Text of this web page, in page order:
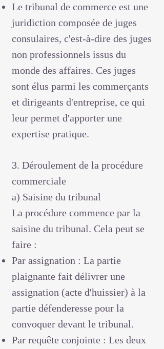
Le tribunal de commerce est une
juridiction composée de juges
consulaires, c'est-à-dire des juges
non professionnels issus du
monde des affaires. Ces juges
sont élus parmi les commerçants
et dirigeants d'entreprise, ce qui
leur permet d'apporter une
expertise pratique.
3. Déroulement de la procédure
commerciale
a) Saisine du tribunal
La procédure commence par la
saisine du tribunal. Cela peut se
faire :
Par assignation : La partie
plaignante fait délivrer une
assignation (acte d'huissier) à la
partie défenderesse pour la
convoquer devant le tribunal.
Par requête conjointe : Les deux